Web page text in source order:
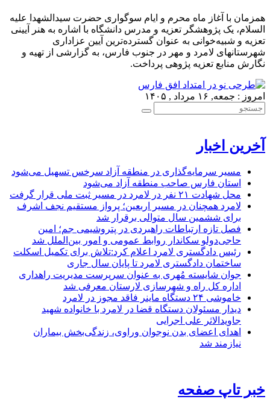
همزمان با آغاز ماه محرم و ایام سوگواری حضرت سیدالشهدا علیه
السلام، یک پژوهشگر تعزیه و مدرس دانشگاه با اشاره به هنر آیینی
تعزیه و شبیه‌خوانی به عنوان گسترده‌ترین آیین عزاداری
شهرستانهای لامرد و مهر در جنوب فارس، به گزارشی از تهیه و
نگارش منابع تعزیه پژوهی پرداخت.
امروز : جمعه, ۱۶ مرداد , ۱۴۰۵
آخرین اخبار
مسیر سرمایه‌گذاری در منطقه آزاد سرخس تسهیل می‌شود
استان فارس صاحب منطقه آزاد می‌شود
محل شهادت ۲۱ نفر در لامرد در مسیر ثبت ملی قرار گرفت
لامرد همچنان در مسیر اربعین؛ پرواز مستقیم نجف اشرف
برای ششمین سال متوالی برقرار شد
فصل تازه ارتباطات راهبردی در پتروشیمی جم؛ امین
حاجی‌دولو سکاندار روابط عمومی و امور بین‌الملل شد
رئیس دادگستری لامرد اعلام کرد:تلاش برای تکمیل اسکلت
ساختمان دادگستری لامرد تا پایان سال جاری
جوان شایسته مُهری به عنوان سرپرست مدیریت راهداری
اداره کل راه و شهرسازی لارستان معرفی شد
خاموشی ۲۴ دستگاه ماینر فاقد مجوز در لامرد
دیدار مسئولان دستگاه قضا در لامرد با خانواده شهید
جاویدالاثر علی اجرایی
اهدای اعضای بدن نوجوان وراوی، زندگی‌بخش بیماران
نیازمند شد
خبر تاپ صفحه